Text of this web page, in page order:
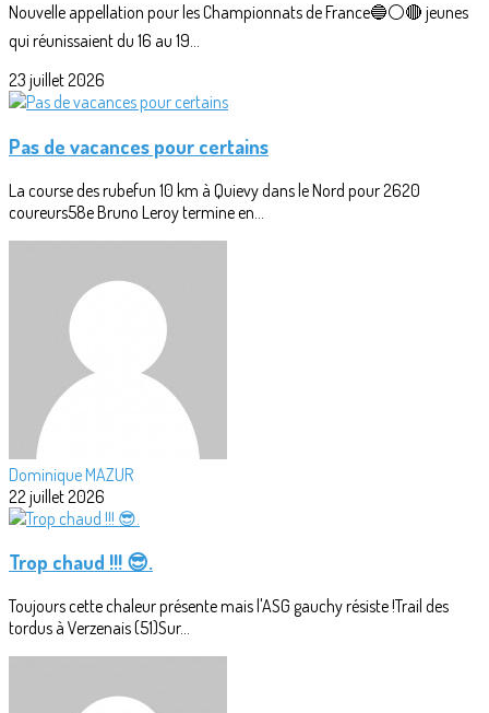
Nouvelle appellation pour les Championnats de France🔵⚪🔴 jeunes
qui réunissaient du 16 au 19...
23 juillet 2026
Pas de vacances pour certains
La course des rubefun 10 km à Quievy dans le Nord pour 2620
coureurs58e Bruno Leroy termine en...
Dominique MAZUR
22 juillet 2026
Trop chaud !!! 😎.
Toujours cette chaleur présente mais l'ASG gauchy résiste !Trail des
tordus à Verzenais (51)Sur...